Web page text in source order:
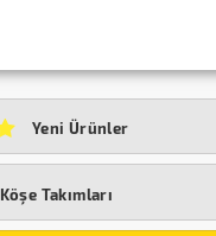
Yeni Ürünler
Köşe Takımları